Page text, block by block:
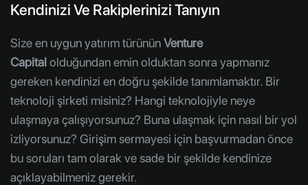
Kendinizi Ve Rakiplerinizi Tanıyın
Size en uygun yatırım türününVenture
Capitalolduğundan emin olduktan sonra yapmanız
gereken kendinizi en doğru şekilde tanımlamaktır. Bir
teknoloji şirketi misiniz? Hangi teknolojiyle neye
ulaşmaya çalışıyorsunuz? Buna ulaşmak için nasıl bir yol
izliyorsunuz? Girişim sermayesi için başvurmadan önce
bu soruları tam olarak ve sade bir şekilde kendinize
açıklayabilmeniz gerekir.